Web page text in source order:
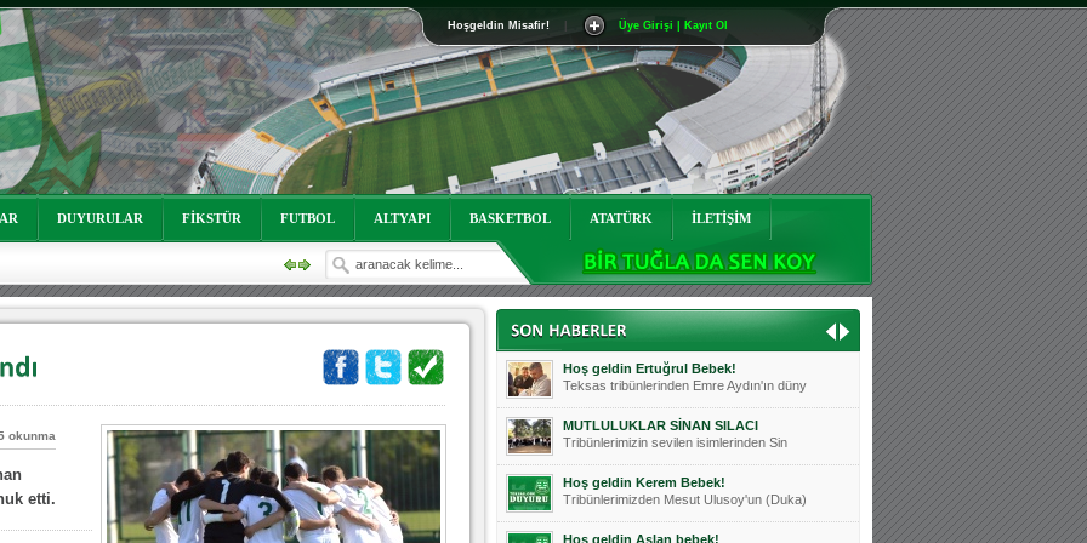
Hoşgeldin Misafir! Üye Girişi | Kayıt Ol
DUYURULAR FİKSTÜR FUTBOL ALTYAPI BASKETBOL ATATÜRK İLETİŞİM
okunma
etti.
Mutluluklar Ceyhun Tetik
Teksas tribünlerinin sevilen isimlerinde
Bursasporumuzun önü açılsın is
Teksaslı Bursasporlular Derneği Başkanı
Hoş geldin Alaz Bebek!
Teksas.org sistem yöneticisi, ekibimizin
Hoş geldin Göktuğ Bebek!
Teksas.org ekibimizden ve tribünlerimizi
Hoş geldin Kadir Kağan Bebek!
Teksas tribünlerinden Basri İleri'nin dü
Hoş geldin Ertuğrul Bebek!
Teksas tribünlerinden Emre Aydın'ın düny
MUTLULUKLAR SİNAN SILACI
Tribünlerimizin sevilen isimlerinden Sin
Hoş geldin Kerem Bebek!
Tribünlerimizden Mesut Ulusoy'un (Duka)
Hoş geldin Aslan bebek!